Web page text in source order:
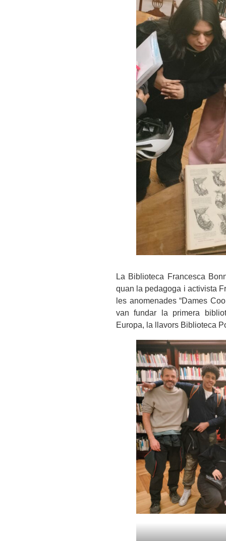
La Biblioteca Francesca
quan la pedagoga i activista
les anomenades “Dames
van fundar la primera
Europa, la llavors Biblioteca